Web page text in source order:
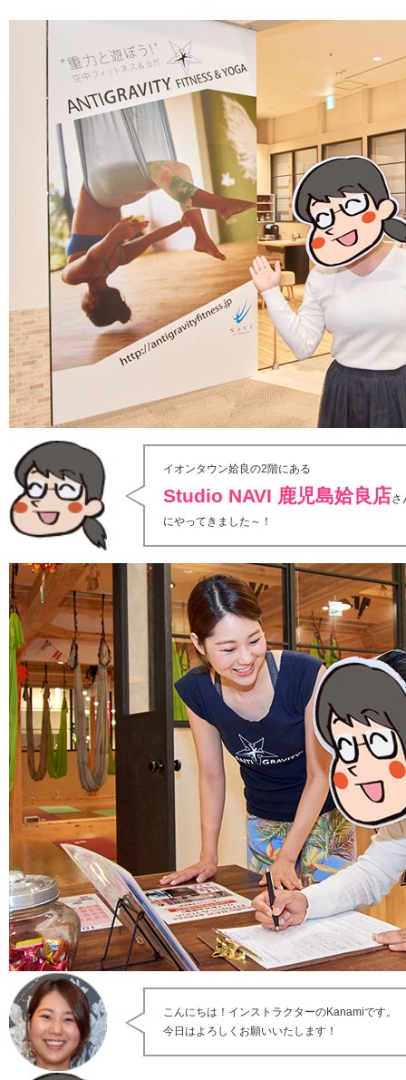
イオンタウン姶良の2階にある
Studio NAVI 鹿児島姶良店さ
にやってきました～！
こんにちは！インストラクターのKanamiです。
今日はよろしくお願いいたします！